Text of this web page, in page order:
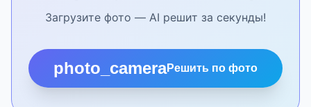
Загрузите фото — AI решит за секунды!
photo_cameraРешить по фото